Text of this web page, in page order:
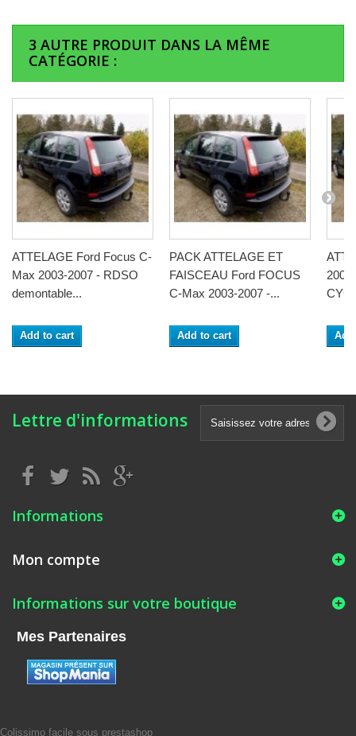
3 AUTRE PRODUIT DANS LA MÊME
CATÉGORIE :
ATTELAGE Ford Focus C-
Max 2003-2007 - RDSO
demontable...
Add to cart
PACK ATTELAGE ET
FAISCEAU Ford FOCUS
C-Max 2003-2007 -...
Add to cart
Lettre d'informations
Informations
Mon compte
Informations sur votre boutique
Mes Partenaires
Colissimo facile sous prestashop